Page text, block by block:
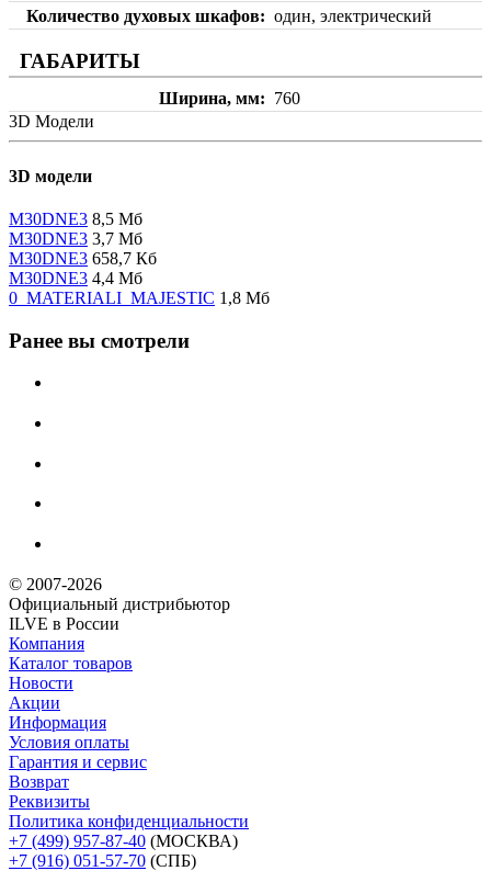
Количество духовых шкафов один, электрический
ГАБАРИТЫ
Ширина, мм
760
3D Модели
3D модели
M30DNE3 8,5 Мб
M30DNE3 3,7 Мб
M30DNE3 658,7 Кб
M30DNE3 4,4 Мб
0_MATERIALI_MAJESTIC 1,8 Мб
Ранее вы смотрели
© 2007-2026
Официальный дистрибьютoр
ILVE в России
Компания
Каталог товаров
Новости
Акции
Информация
Условия оплаты
Гарантия и сервис
Возврат
Реквизиты
Политика конфиденциальности
+7 (499) 957-87-40 (МОСКВА)
+7 (916) 051-57-70 (СПБ)